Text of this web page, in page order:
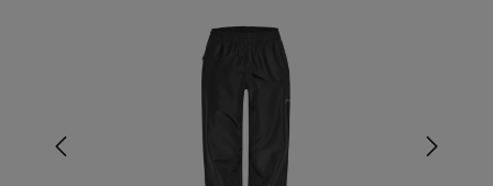
Bildergalerie überspringen